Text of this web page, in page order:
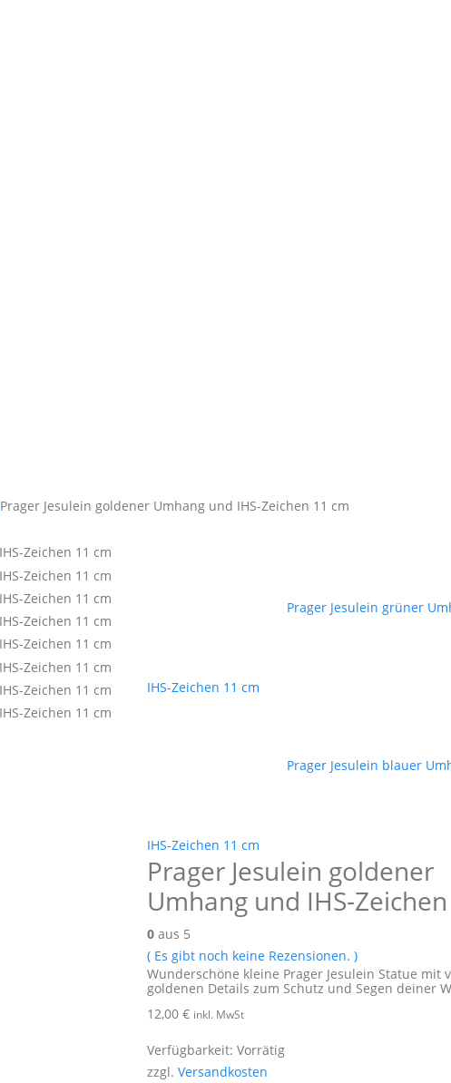
Prager Jesulein goldener Umhang und IHS-Zeichen 11 cm
Prager Jesulein grüner
IHS-Zeichen 11 cm
Prager Jesulein blauer
IHS-Zeichen 11 cm
Prager Jesulein goldener
Umhang und IHS-
0 aus 5
( Es gibt noch keine Rezensionen. )
Wunderschöne kleine Prager Jesulein Statue mit
goldenen Details zum Schutz und Segen deiner
12,00 € inkl. MwSt
Verfügbarkeit: Vorrätig
zzgl. Versandkosten